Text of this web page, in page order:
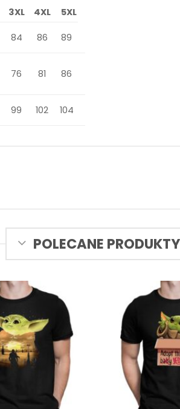
3XL 4XL
5XL
84 86 89
76 81 86
99 102 104
POLECANE PRODUKTY